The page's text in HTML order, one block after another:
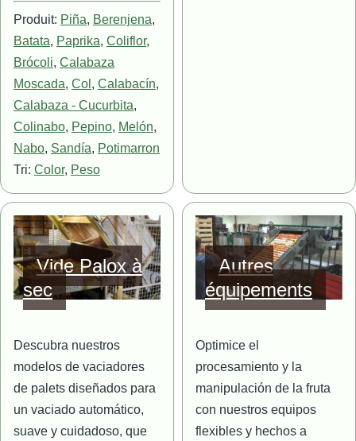
Produit: Piña, Berenjena,
Batata, Paprika, Coliflor,
Brócoli, Calabaza
Moscada, Col , Calabacín,
Calabaza - Cucurbita,
Colinabo, Pepino, Melón,
Nabo, Sandía, Potimarron
Tri: Color, Peso
Imagen
Vide Palox à
sec
Descubra nuestros
modelos de vaciadores
de palets diseñados para
un vaciado automático,
suave y cuidadoso, que
Imagen
Autres
équipements
Optimice el
procesamiento y la
manipulación de la fruta
con nuestros equipos
flexibles y hechos a